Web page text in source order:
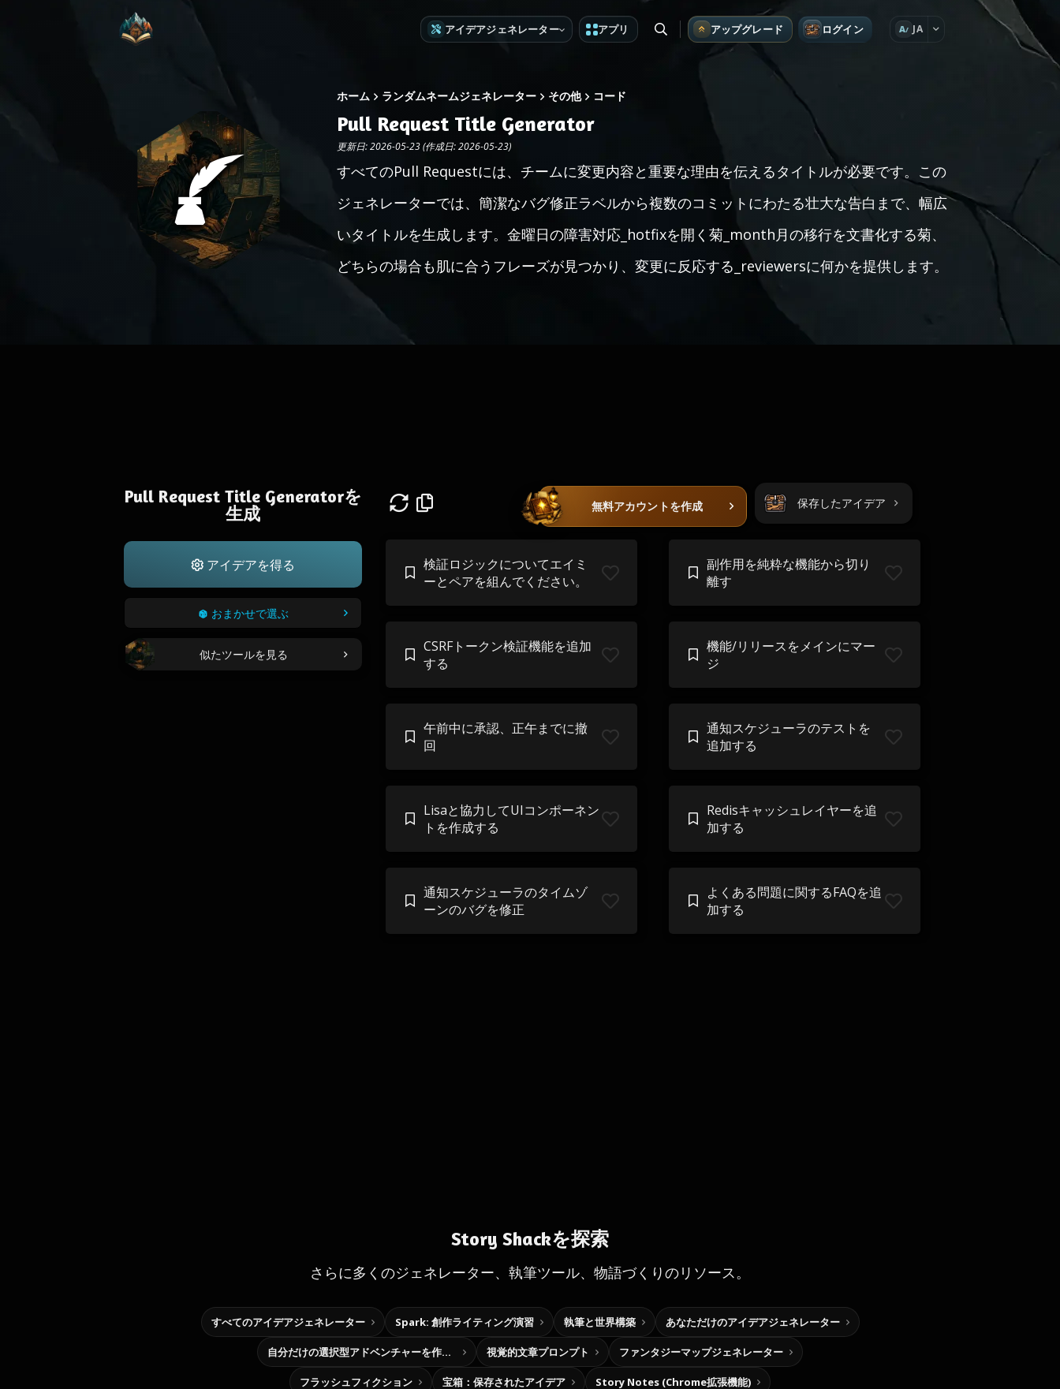
アイデアジェネレーター アプリ アップグレード ログイン A JA
ホーム ランダムネームジェネレーター その他 コード
Pull Request Title Generator
更新日: 2026-05-23 (作成日: 2026-05-23)
すべてのPull Requestには、チームに変更内容と重要な理由を伝えるタイトルが必要です。この
ジェネレーターでは、簡潔なバグ修正ラベルから複数のコミットにわたる壮大な告白まで、幅広
いタイトルを生成します。金曜日の障害対応_hotfixを開く菊_month月の移行を文書化する菊、
どちらの場合も肌に合うフレーズが見つかり、変更に反応する_reviewersに何かを提供します。
Pull Request Title Generatorを
生成
アイデアを得る
おまかせで選ぶ
似たツールを見る
無料アカウントを作成 保存したアイデア
検証ロジックについてエイミ
ーとペアを組んでください。
副作用を純粋な機能から切り
離す
CSRFトークン検証機能を追加
する
機能/リリースをメインにマー
ジ
午前中に承認、正午までに撤
回
通知スケジューラのテストを
追加する
Lisaと協力してUIコンポーネン
トを作成する
Redisキャッシュレイヤーを追
加する
通知スケジューラのタイムゾ
ーンのバグを修正
よくある問題に関するFAQを追
加する
Story Shackを探索
さらに多くのジェネレーター、執筆ツール、物語づくりのリソース。
すべてのアイデアジェネレーター Spark: 創作ライティング演習 執筆と世界構築 あなただけのアイデアジェネレーター
自分だけの選択型アドベンチャーを作ろう 視覚的文章プロンプト ファンタジーマップジェネレーター
フラッシュフィクション 宝箱：保存されたアイデア Story Notes (Chrome拡張機能)